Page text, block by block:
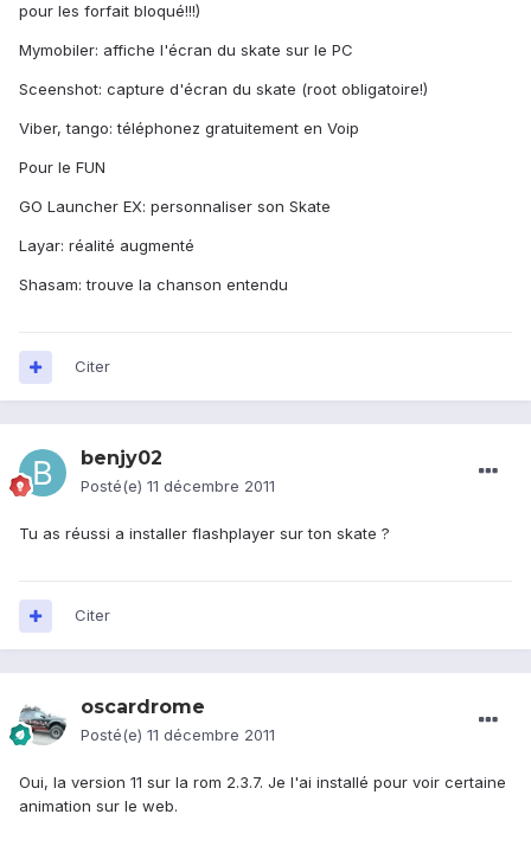
pour les forfait bloqué!!!)
Mymobiler: affiche l'écran du skate sur le PC
Sceenshot: capture d'écran du skate (root obligatoire!)
Viber, tango: téléphonez gratuitement en Voip
Pour le FUN
GO Launcher EX: personnaliser son Skate
Layar: réalité augmenté
Shasam: trouve la chanson entendu
Citer
benjy02
Posté(e) 11 décembre 2011
Tu as réussi a installer flashplayer sur ton skate ?
Citer
oscardrome
Posté(e) 11 décembre 2011
Oui, la version 11 sur la rom 2.3.7. Je l'ai installé pour voir certaine
animation sur le web.